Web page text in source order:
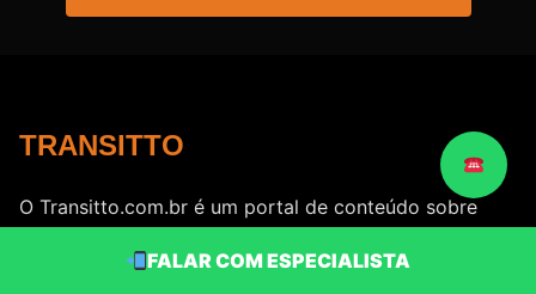
TRANSITTO
O Transitto.com.br é um portal de conteúdo sobre
FALAR COM ESPECIALISTA